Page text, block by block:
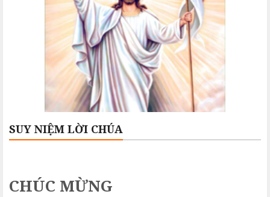
SUY NIỆM LỜI CHÚA
CHÚC MỪNG